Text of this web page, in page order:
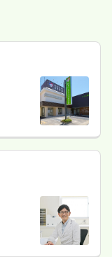
精神科病院
一時募集休止
詳細を見る